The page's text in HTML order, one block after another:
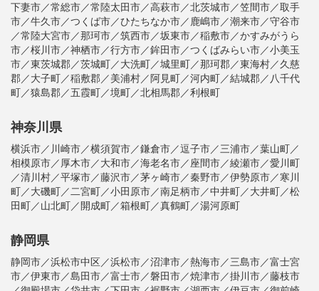
下妻市／常総市／常陸太田市／高萩市／北茨城市／笠間市／取手
市／牛久市／つくば市／ひたちなか市／鹿嶋市／潮来市／守谷市
／常陸大宮市／那珂市／筑西市／坂東市／稲敷市／かすみがうら
市／桜川市／神栖市／行方市／鉾田市／つくばみらい市／小美玉
市／東茨城郡／茨城町／大洗町／城里町／那珂郡／東海村／久慈
郡／大子町／稲敷郡／美浦村／阿見町／河内町／結城郡／八千代
町／猿島郡／五霞町／境町／北相馬郡／利根町
神奈川県
横浜市／川崎市／横須賀市／鎌倉市／逗子市／三浦市／葉山町／
相模原市／厚木市／大和市／海老名市／座間市／綾瀬市／愛川町
／清川村／平塚市／藤沢市／茅ヶ崎市／秦野市／伊勢原市／寒川
町／大磯町／二宮町／小田原市／南足柄市／中井町／大井町／松
田町／山北町／開成町／箱根町／真鶴町／湯河原町
静岡県
静岡市／浜松市中区／浜松市／沼津市／熱海市／三島市／富士宮
市／伊東市／島田市／富士市／磐田市／焼津市／掛川市／藤枝市